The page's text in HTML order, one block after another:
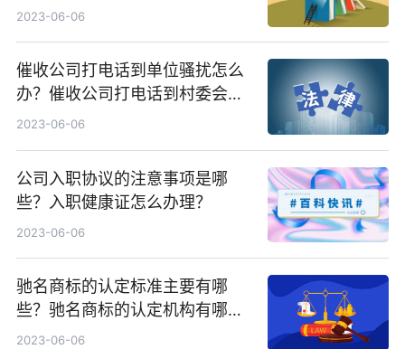
2023-06-06
催收公司打电话到单位骚扰怎么
办？催收公司打电话到村委会这
合法吗？ 天天报资讯
2023-06-06
公司入职协议的注意事项是哪
些？入职健康证怎么办理？
2023-06-06
驰名商标的认定标准主要有哪
些？驰名商标的认定机构有哪
些？ 报道
2023-06-06